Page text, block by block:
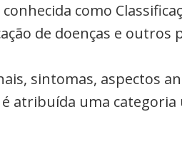
como
de doenças e outros
sintomas, aspectos
atribuída uma categoria